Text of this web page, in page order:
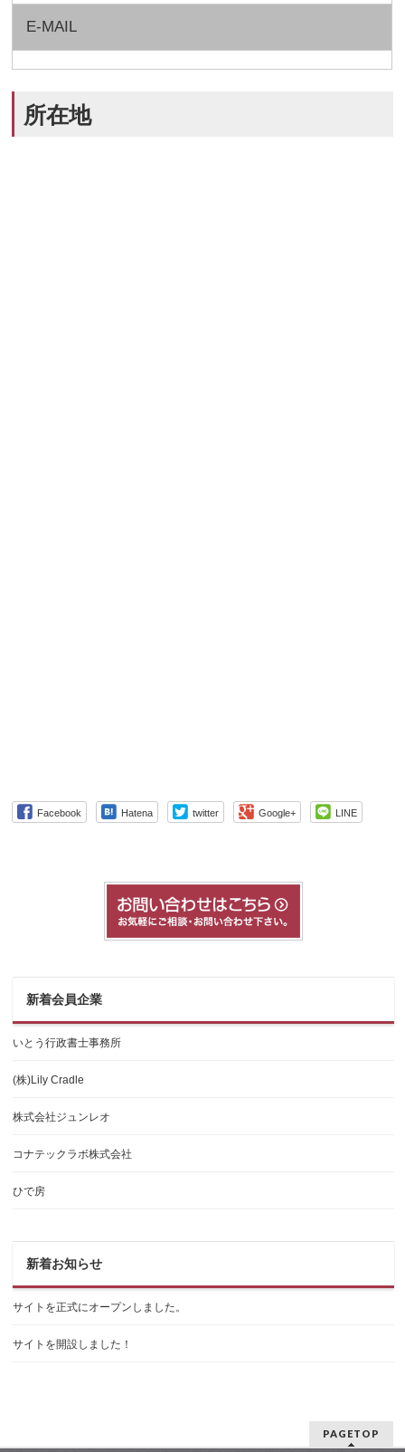
E-MAIL
所在地
Facebook Hatena twitter Google+ LINE
新着会員企業
いとう行政書士事務所
(株)Lily Cradle
株式会社ジュンレオ
コナテックラボ株式会社
ひで房
新着お知らせ
サイトを正式にオープンしました。
サイトを開設しました！
PAGETOP